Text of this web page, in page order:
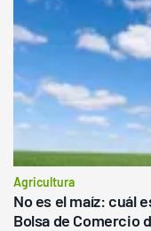
Agricultura
No es el maíz: cuál
Bolsa de Comercio